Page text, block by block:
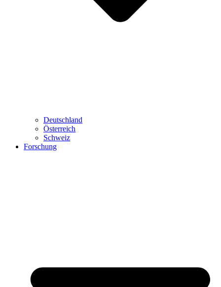
Deutschland
Österreich
Schweiz
Forschung